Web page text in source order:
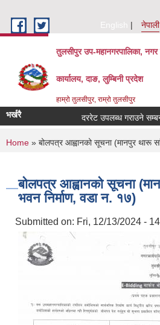
English
नेपाली
तुलसीपुर उप-महानगरपालिका, नगर
कार्यालय, दाङ, लुम्बिनी प्रदेश
हाम्रो तुलसीपुर, राम्रो तुलसीपुर
भर्खरै दररेट उपलब्ध गराउने सम्बन्धमा
You are here
Home » बोलपत्र आह्वानको सूचना (मानपुर थारू
बोलपत्र आह्वानको सूचना
भवन निर्माण, वडा न. १७)
Submitted on: Fri, 12/13/2024 -